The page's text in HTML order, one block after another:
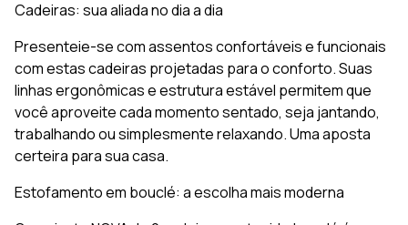
Cadeiras: sua aliada no dia a dia
Presenteie-se com assentos confortáveis e funcionais
com estas cadeiras projetadas para o conforto. Suas
linhas ergonômicas e estrutura estável permitem que
você aproveite cada momento sentado, seja jantando,
trabalhando ou simplesmente relaxando. Uma aposta
certeira para sua casa.
Estofamento em bouclé: a escolha mais moderna